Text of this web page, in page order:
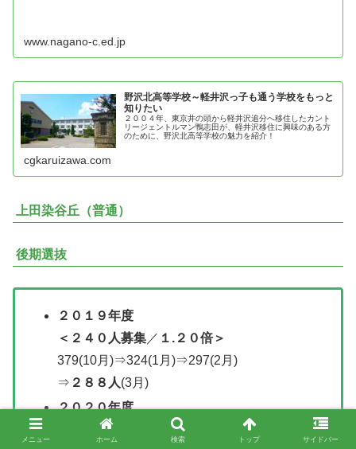
www.nagano-c.ed.jp
野沢北高等学校～軽井沢っ子も通う学校をもっと
知りたい
２００４年、東京井の頭から軽井沢追分へ移住したカント
リージェントルマン鴨志田が、軽井沢移住に興味のある方
のために、野沢北高等学校の魅力を紹介！
cgkaruizawa.com
上田染谷丘（普通）
後期選抜
２０１９年度
＜２４０人募集 ／ １.２０倍＞
379(10月)⇒324(1月)⇒297(2月)
⇒ ２８８人(3月)
２０２０年度
２４０人募集
／１.１６倍＞
メニュー ホーム 検索 トップ サイドバー